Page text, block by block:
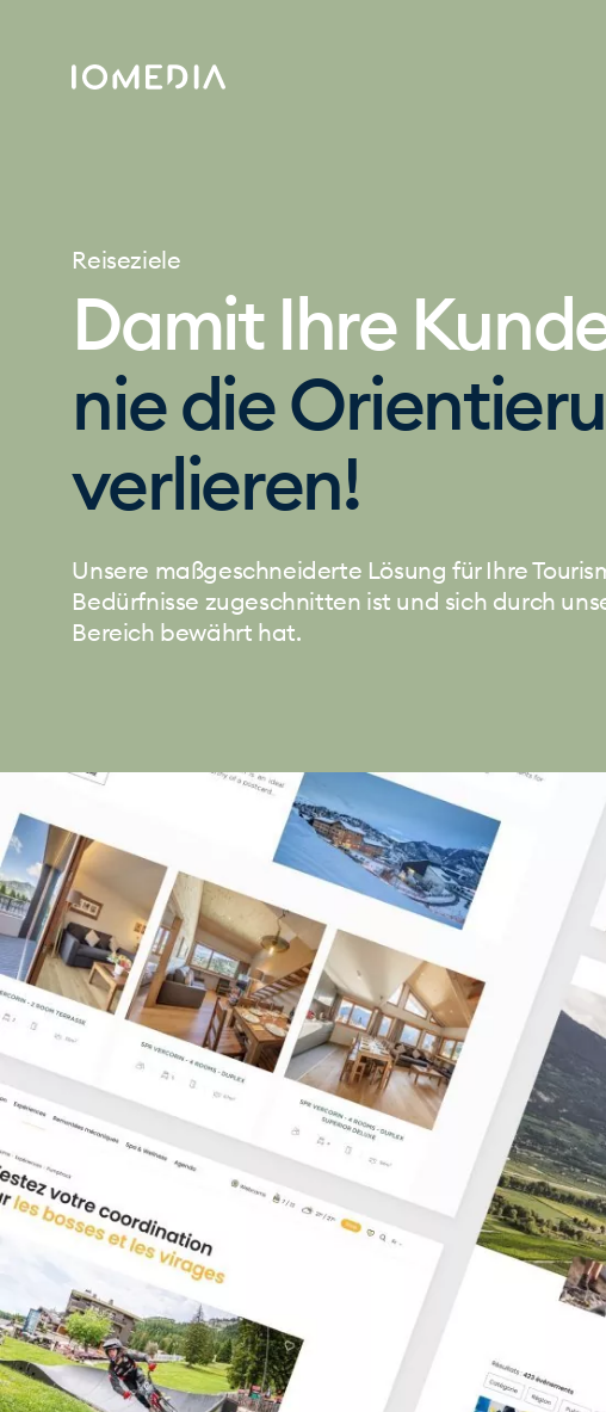
Reiseziele
Damit Ihre
nie die
verlieren!
Unsere maßgeschneiderte Lösung für Ihre
Bedürfnisse zugeschnitten ist und sich durch
Bereich bewährt hat.